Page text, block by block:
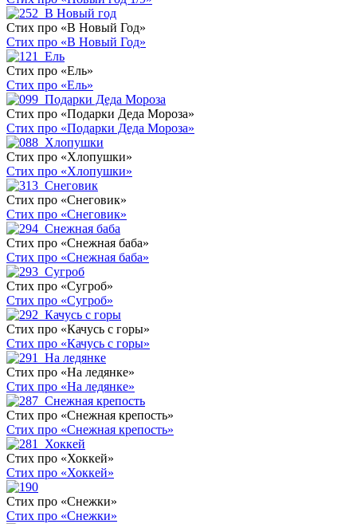
Стих про «В Новый Год»
Стих про «В Новый Год»
Стих про «Ель»
Стих про «Ель»
Стих про «Подарки Деда Мороза»
Стих про «Подарки Деда Мороза»
Стих про «Хлопушки»
Стих про «Хлопушки»
Стих про «Снеговик»
Стих про «Снеговик»
Стих про «Снежная баба»
Стих про «Снежная баба»
Стих про «Сугроб»
Стих про «Сугроб»
Стих про «Качусь с горы»
Стих про «Качусь с горы»
Стих про «На ледянке»
Стих про «На ледянке»
Стих про «Снежная крепость»
Стих про «Снежная крепость»
Стих про «Хоккей»
Стих про «Хоккей»
Стих про «Снежки»
Стих про «Снежки»